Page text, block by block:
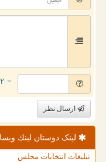
= ۲ بعلاوه ۴
ارسال نظر
لینک دوستان لینك
تبلیغات انتخابات مجلس